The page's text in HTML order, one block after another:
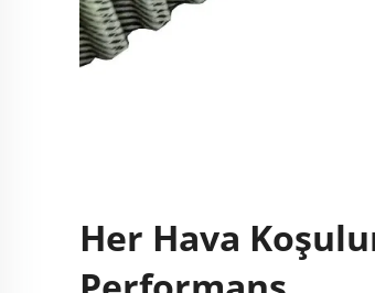
Her Hava